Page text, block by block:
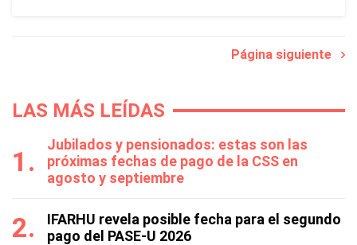
Página siguiente
LAS MÁS LEÍDAS
Jubilados y pensionados: estas son las
próximas fechas de pago de la CSS en
agosto y septiembre
IFARHU revela posible fecha para el segundo
pago del PASE-U 2026